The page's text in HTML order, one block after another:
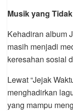
Musik yang
Kehadiran album
masih menjadi
keresahan sosial
Lewat “Jejak
menghadirkan
yang mampu